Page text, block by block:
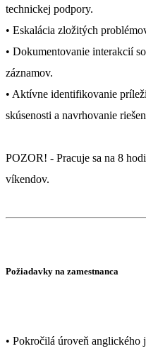
technickej podpory.
• Eskalácia zložitých
• Dokumentovanie interakcií
záznamov.
• Aktívne identifikovanie
skúsenosti a navrhovanie
POZOR! - Pracuje sa na 8
víkendov.
Požiadavky na zamestnanca
• Pokročilá úroveň anglického